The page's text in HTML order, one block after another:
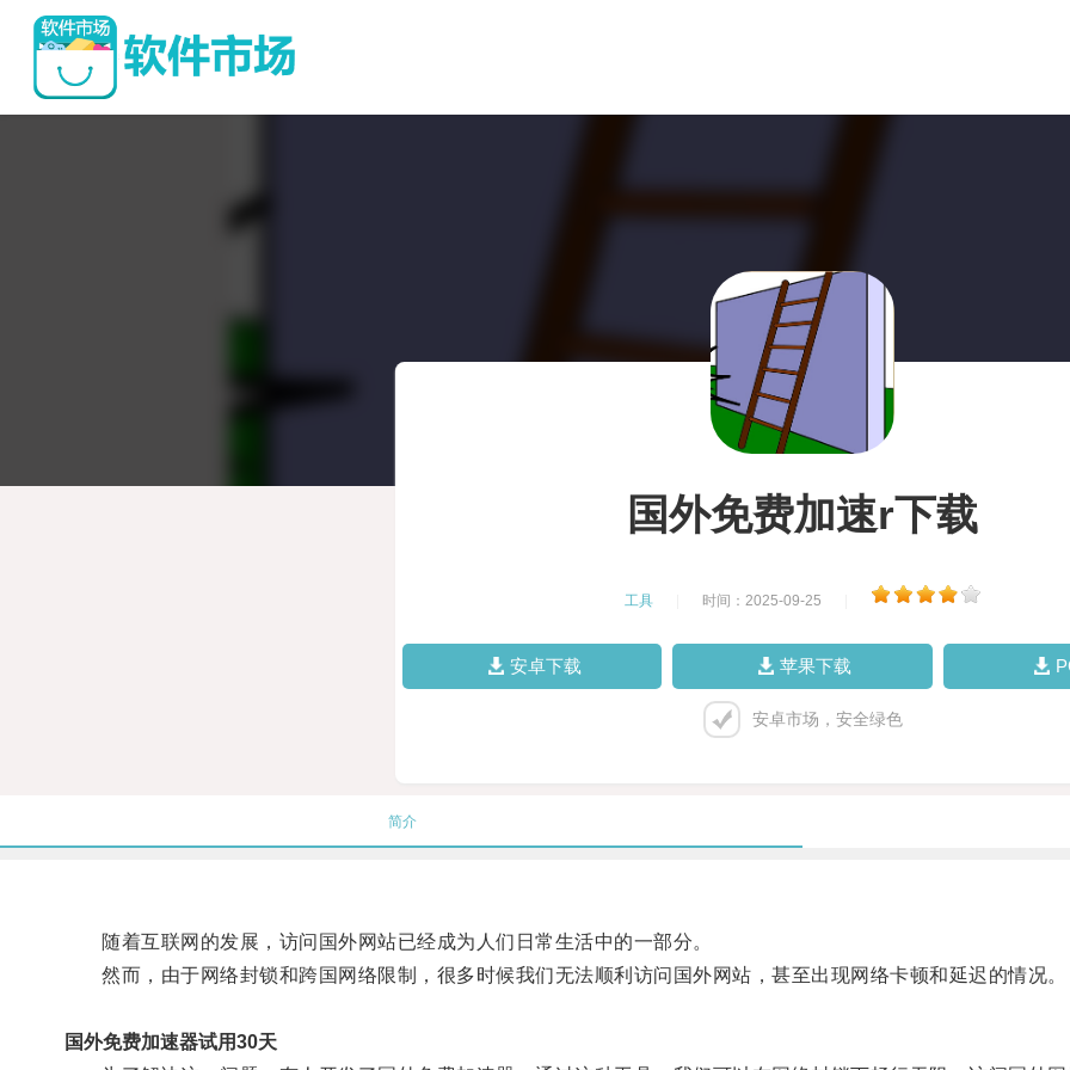
国外免费加速r下载
工具 时间：2025-09-25
安卓下载 苹果下载
安卓市场，安全绿色
简介
随着互联网的发展，访问国外网站已经成为人们日常生活中的一部分。
然而，由于网络封锁和跨国网络限制，很多时候我们无法顺利访问国外网站，甚至出现网络卡顿和延迟的情况。
国外免费加速器试用30天